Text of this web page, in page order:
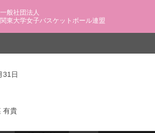
一般社団法人
関東大学女子バスケットボール連盟
31日
有貴